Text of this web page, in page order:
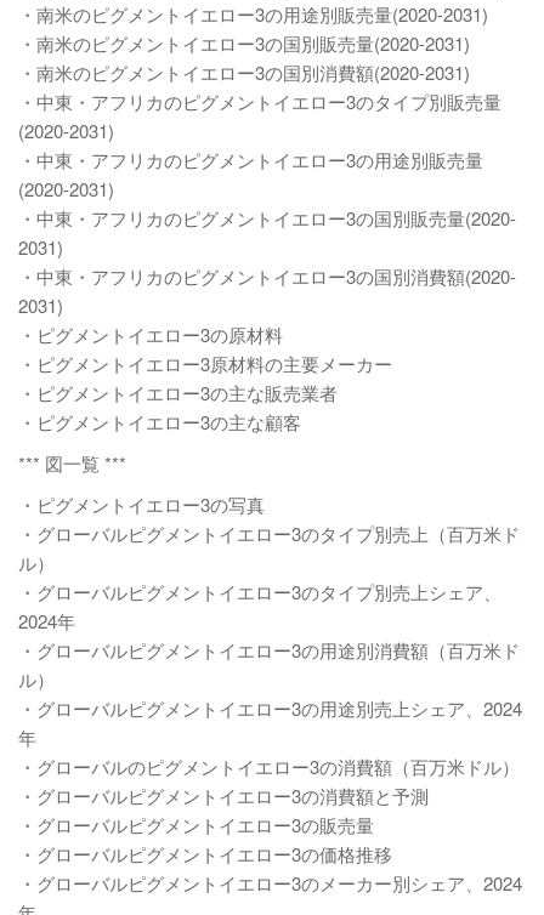
・南米のピグメントイエロー3の用途別販売量(2020-2031)
・南米のピグメントイエロー3の国別販売量(2020-2031)
・南米のピグメントイエロー3の国別消費額(2020-2031)
・中東・アフリカのピグメントイエロー3のタイプ別販売量
(2020-2031)
・中東・アフリカのピグメントイエロー3の用途別販売量
(2020-2031)
・中東・アフリカのピグメントイエロー3の国別販売量(2020-
2031)
・中東・アフリカのピグメントイエロー3の国別消費額(2020-
2031)
・ピグメントイエロー3の原材料
・ピグメントイエロー3原材料の主要メーカー
・ピグメントイエロー3の主な販売業者
・ピグメントイエロー3の主な顧客
*** 図一覧 ***
・ピグメントイエロー3の写真
・グローバルピグメントイエロー3のタイプ別売上（百万米ド
ル）
・グローバルピグメントイエロー3のタイプ別売上シェア、
2024年
・グローバルピグメントイエロー3の用途別消費額（百万米ド
ル）
・グローバルピグメントイエロー3の用途別売上シェア、2024
年
・グローバルのピグメントイエロー3の消費額（百万米ドル）
・グローバルピグメントイエロー3の消費額と予測
・グローバルピグメントイエロー3の販売量
・グローバルピグメントイエロー3の価格推移
・グローバルピグメントイエロー3のメーカー別シェア、2024